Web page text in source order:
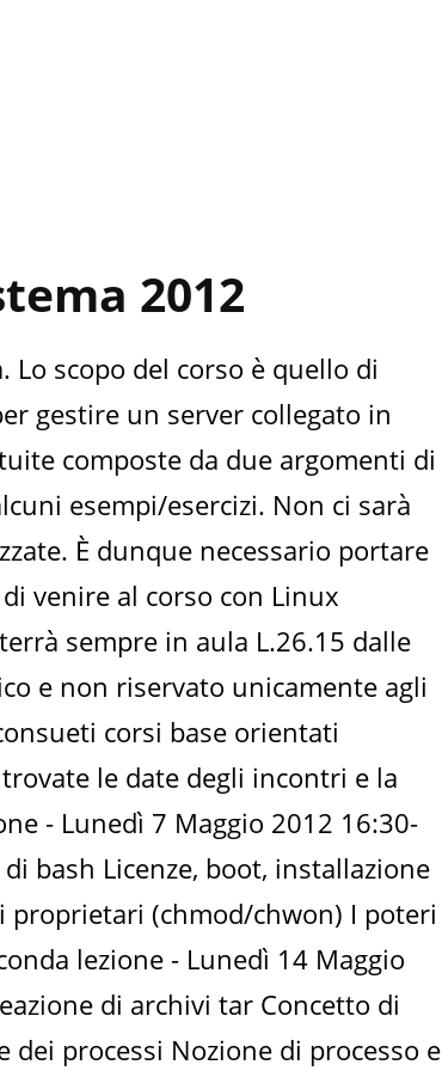
2012
scopo del corso è quello di
gestire un server collegato in
composte da due argomenti di
esempi/esercizi. Non ci sarà
È dunque necessario portare
venire al corso con Linux
sempre in aula L.26.15 dalle
e non riservato unicamente agli
corsi base orientati
le date degli incontri e la
- Lunedì 7 Maggio 2012 16:30-
bash Licenze, boot, installazione
proprietari (chmod/chwon) I poteri
lezione - Lunedì 14 Maggio
di archivi tar Concetto di
dei processi Nozione di processo e